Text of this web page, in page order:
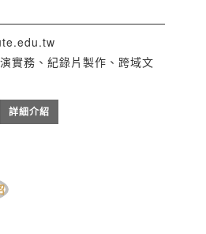
實務、紀錄片製作、跨域文
詳細介紹